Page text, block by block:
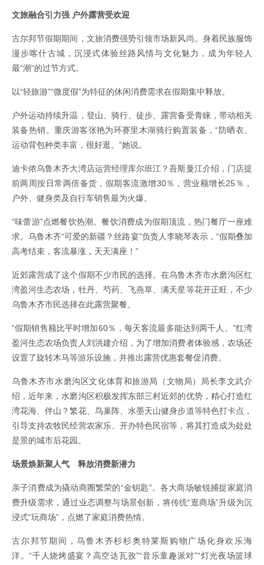
文旅融合引力强 户外露营受欢迎
古尔邦节假期期间，文旅消费强势引领市场新风尚。身着民族服饰
漫步喀什古城，沉浸式体验丝路风情与文化魅力，成为年轻人
最“潮”的过节方式。
以“轻旅游”“微度假”为特征的休闲消费需求在假期集中释放。
户外运动持续升温，登山、骑行、徒步、露营备受青睐，带动相关
装备热销。重庆游客张艳为环赛里木湖骑行购置装备，“防晒衣、
运动背包种类丰富，很好逛。”她说。
迪卡侬乌鲁木齐大湾店运营经理库尔班江？吾斯曼江介绍，门店提
前两周按日常两倍备货，假期客流激增30％，营业额增长25％，
户外、健身类及自行车销售最为火爆。
“味蕾游”点燃餐饮热潮。餐饮消费成为假期顶流，热门餐厅一座难
求。乌鲁木齐“可爱的新疆？丝路宴”负责人李晓琴表示，“假期叠加
高考结束，客流暴涨，天天满座！”
近郊露营成了这个假期不少市民的选择。在乌鲁木齐市水磨沟区红
湾盈河生态农场，牡丹、芍药、飞燕草、满天星等花开正旺，不少
乌鲁木齐市民选择在此露营聚餐。
“假期销售额比平时增加60％，每天客流最多能达到两千人。”红湾
盈河生态农场负责人刘洪建介绍，为了增加消费者体验感，农场还
设置了旋转木马等游乐设施，并推出露营优惠套餐促消费。
乌鲁木齐市水磨沟区文化体育和旅游局（文物局）局长李文武介
绍，近年来，水磨沟区积极发挥东部三村近郊的优势，精心打造红
湾花海、伴山？繁花、鸟巢阵、水墨天山健身步道等特色打卡点，
引导支持农牧民经营农家乐、开办特色民宿等，将其打造成为处处
是景的城市后花园。
场景焕新聚人气 释放消费新潜力
亲子消费成为撬动商圈繁荣的“金钥匙”。各大商场敏锐捕捉家庭消
费升级需求，通过业态调整与场景创新，将传统“逛商场”升级为沉
浸式“玩商场”，点燃了家庭消费热情。
古尔邦节期间，乌鲁木齐杉杉奥特莱斯购物广场化身欢乐海
洋。“千人烧烤盛宴？高空达瓦孜”“音乐童趣派对”“灯光夜场篮球